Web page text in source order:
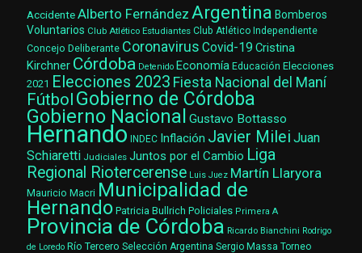
AccidenteAlberto Fernández Argentina Bomberos
Voluntarios Club Atlético Estudiantes Club Atlético Independiente
Concejo Deliberante Coronavirus Covid-19 Cristina
Kirchner Córdoba Detenido Economía Educación Elecciones
2021 Elecciones 2023 Fiesta Nacional del Maní
Fútbol Gobierno de Córdoba
Gobierno Nacional Gustavo Bottasso
Hernando INDEC Inflación Javier Milei Juan
Schiaretti Judiciales Juntos por el Cambio Liga
Regional Riotercerense Luis Juez Martín Llaryora
Mauricio Macri Municipalidad de
Hernando Patricia Bullrich Policiales Primera A
Provincia de Córdoba Ricardo Bianchini Rodrigo
de Loredo Río Tercero Selección Argentina Sergio Massa Torneo